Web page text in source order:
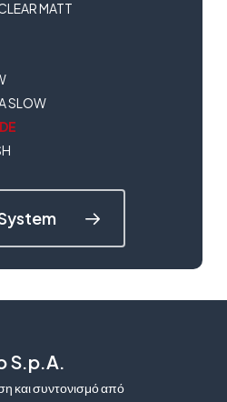
MATT
SLOW
S.p.A.
και συντονισμό από